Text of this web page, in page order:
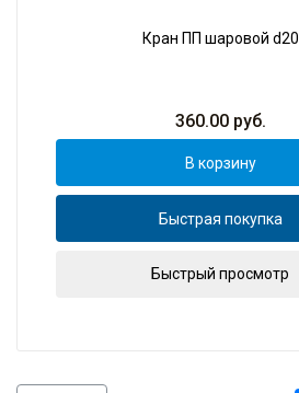
Кран ПП шаровой d20
360.00руб.
В корзину
Быстрая покупка
Быстрый просмотр